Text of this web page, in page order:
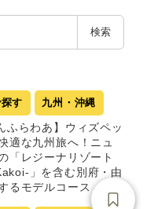
検索
す 九州・沖縄
ふらわあ】ウィズペッ
適な九州旅へ！ニュ
「レジーナリゾート
」を含む別府・由
るモデルコース